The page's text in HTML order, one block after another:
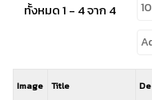
ทั้งหมด 1 - 4 จาก 4
Image Title